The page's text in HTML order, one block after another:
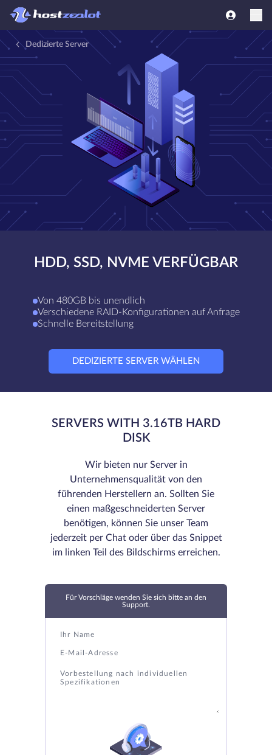
Dedizierte Server
HDD, SSD, NVME VERFÜGBAR
Von 480GB bis unendlich
Verschiedene RAID-Konfigurationen auf Anfrage
Schnelle Bereitstellung
DEDIZIERTE SERVER WÄHLEN
SERVERS WITH 3.16TB HARD
DISK
Wir bieten nur Server in
Unternehmensqualität von den
führenden Herstellern an. Sollten Sie
einen maßgeschneiderten Server
benötigen, können Sie unser Team
jederzeit per Chat oder über das Snippet
im linken Teil des Bildschirms erreichen.
Für Vorschläge wenden Sie sich bitte an den
Support.